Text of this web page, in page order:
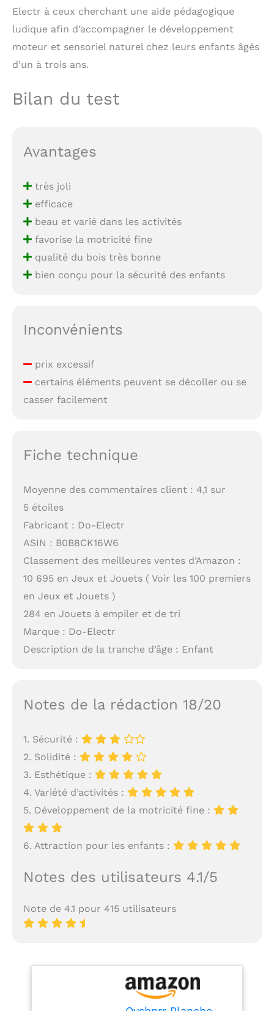
Electr à ceux cherchant une aide pédagogique
ludique afin d’accompagner le développement
moteur et sensoriel naturel chez leurs enfants âgés
d’un à trois ans.
Bilan du test
Avantages
très joli
efficace
beau et varié dans les activités
favorise la motricité fine
qualité du bois très bonne
bien conçu pour la sécurité des enfants
Inconvénients
prix excessif
certains éléments peuvent se décoller ou se
casser facilement
Fiche technique
Moyenne des commentaires client : 4,1 sur
5 étoiles
Fabricant : Do-Electr
ASIN : B0B8CK16W6
Classement des meilleures ventes d’Amazon :
10 695 en Jeux et Jouets ( Voir les 100 premiers
en Jeux et Jouets )
284 en Jouets à empiler et de tri
Marque : Do-Electr
Description de la tranche d’âge : Enfant
Notes de la rédaction 18/20
1. Sécurité :
2. Solidité :
3. Esthétique :
4. Variété d’activités :
5. Développement de la motricité fine :
6. Attraction pour les enfants :
Notes des utilisateurs 4.1/5
Note de 4.1 pour 415 utilisateurs